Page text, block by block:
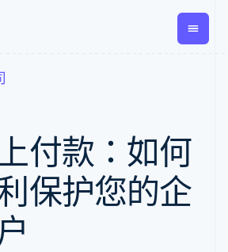
经常性收入
Metronome
按用量计费
Subscriptions
订阅管理
Invoicing
一次性或定期
Global
Payouts
向第三
方打款
业阶段
用场景
体商务
货币
SDK
Apps
学习
指南
支持
获取支持
付款：如何
保护您的企